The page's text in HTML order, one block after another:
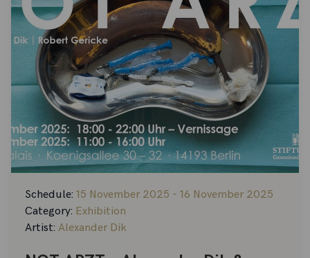
Schedule: 15 November 2025 - 16 November 2025
Category: Exhibition
Artist: Alexander Dik